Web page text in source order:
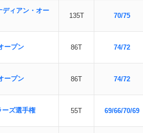
ディアン・オー
135T 70/75
ープン 86T 74/72
ープン 86T 74/72
ーズ選手権 55T 69/66/70/69